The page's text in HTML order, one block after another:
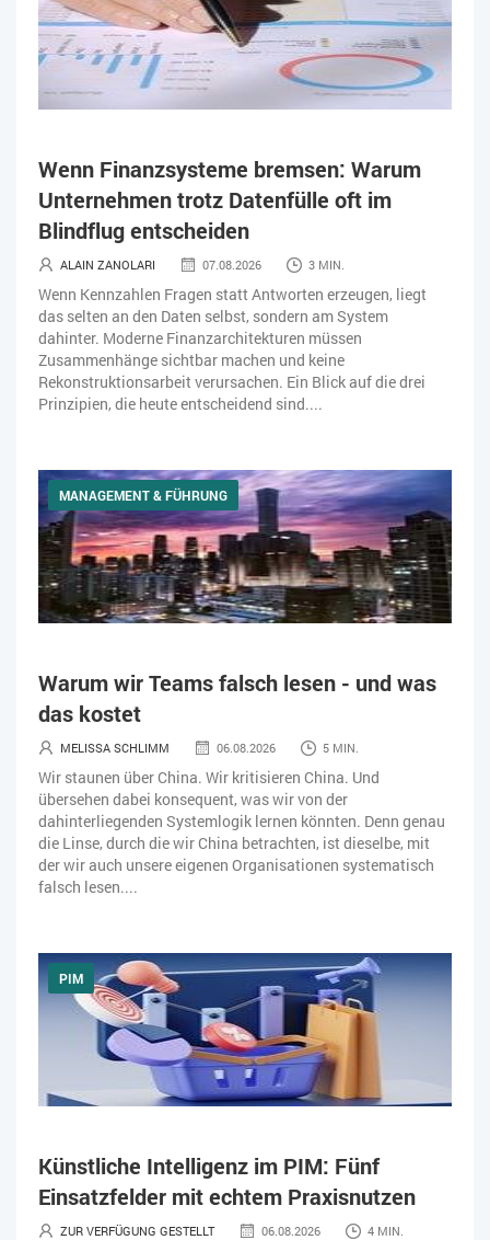
Wenn Finanzsysteme bremsen: Warum
Unternehmen trotz Datenfülle oft im
Blindflug entscheiden
ALAIN ZANOLARI 07.08.2026 3 MIN.
Wenn Kennzahlen Fragen statt Antworten erzeugen, liegt
das selten an den Daten selbst, sondern am System
dahinter. Moderne Finanzarchitekturen müssen
Zusammenhänge sichtbar machen und keine
Rekonstruktionsarbeit verursachen. Ein Blick auf die drei
Prinzipien, die heute entscheidend sind....
MANAGEMENT & FÜHRUNG
Warum wir Teams falsch lesen - und was
das kostet
MELISSA SCHLIMM 06.08.2026 5 MIN.
Wir staunen über China. Wir kritisieren China. Und
übersehen dabei konsequent, was wir von der
dahinterliegenden Systemlogik lernen könnten. Denn genau
die Linse, durch die wir China betrachten, ist dieselbe, mit
der wir auch unsere eigenen Organisationen systematisch
falsch lesen....
PIM
Künstliche Intelligenz im PIM: Fünf
Einsatzfelder mit echtem Praxisnutzen
ZUR VERFÜGUNG GESTELLT 06.08.2026 4 MIN.